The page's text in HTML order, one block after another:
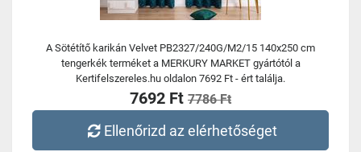
A Sötétítő karikán Velvet PB2327/240G/M2/15 140x250 cm
tengerkék terméket a MERKURY MARKET gyártótól a
Kertifelszereles.hu oldalon 7692 Ft - ért találja.
7692 Ft 7786 Ft
Ellenőrizd az elérhetőséget